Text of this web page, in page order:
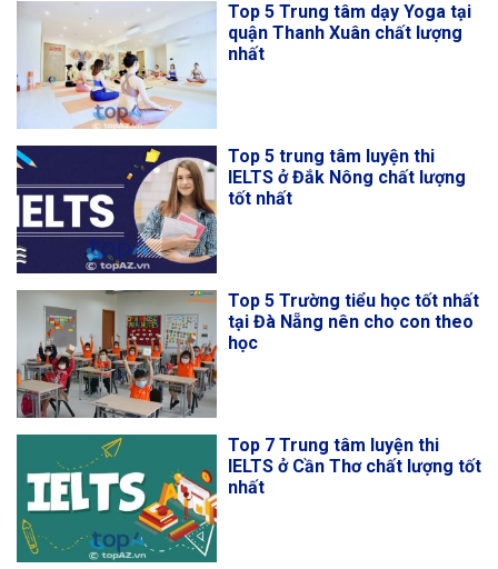
Top 5 Trung tâm dạy Yoga tại
quận Thanh Xuân chất lượng
nhất
Top 5 trung tâm luyện thi
IELTS ở Đắk Nông chất lượng
tốt nhất
Top 5 Trường tiểu học tốt nhất
tại Đà Nẵng nên cho con theo
học
Top 7 Trung tâm luyện thi
IELTS ở Cần Thơ chất lượng tốt
nhất